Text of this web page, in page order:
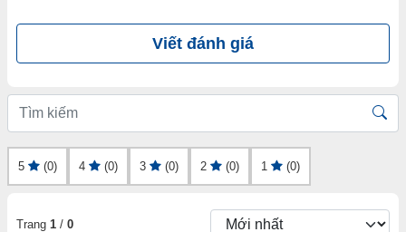
Viết đánh giá
5 (0) 4 (0) 3 (0) 2 (0) 1 (0)
Trang 1 / 0